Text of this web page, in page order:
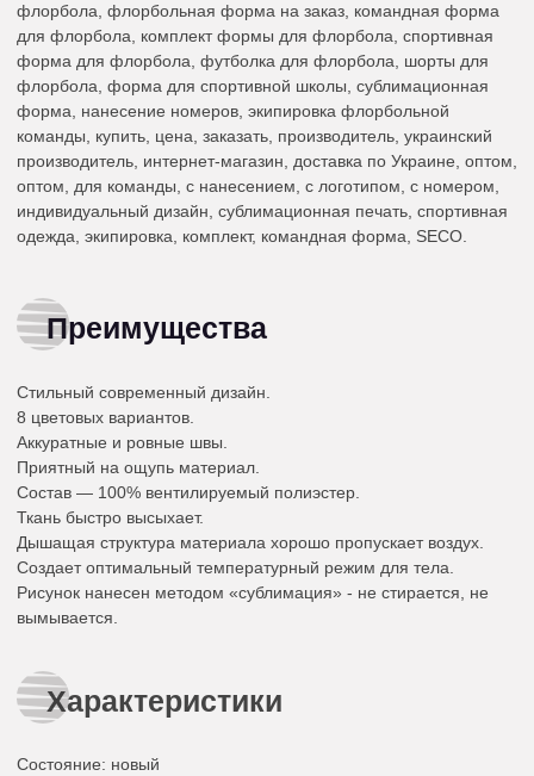
флорбола, флорбольная форма на заказ, командная форма
для флорбола, комплект формы для флорбола, спортивная
форма для флорбола, футболка для флорбола, шорты для
флорбола, форма для спортивной школы, сублимационная
форма, нанесение номеров, экипировка флорбольной
команды, купить, цена, заказать, производитель, украинский
производитель, интернет-магазин, доставка по Украине, оптом,
оптом, для команды, с нанесением, с логотипом, с номером,
индивидуальный дизайн, сублимационная печать, спортивная
одежда, экипировка, комплект, командная форма, SECO.
Преимущества
Стильный современный дизайн.
8 цветовых вариантов.
Аккуратные и ровные швы.
Приятный на ощупь материал.
Состав — 100% вентилируемый полиэстер.
Ткань быстро высыхает.
Дышащая структура материала хорошо пропускает воздух.
Создает оптимальный температурный режим для тела.
Рисунок нанесен методом «сублимация» - не стирается, не
вымывается.
Характеристики
Состояние: новый